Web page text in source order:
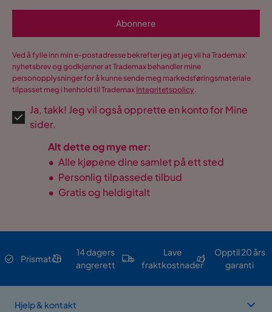
Abonnere
Ved å fylle inn min e-postadresse bekrefter jeg at jeg vil ha Trademax’
nyhetsbrev og godkjenner at Trademax behandler mine
personopplysninger for å kunne sende meg markedsføringsmateriale
tilpasset meg i henhold til Trademax Integritetspolicy.
Ja, takk! Jeg vil også opprette en konto for Mine
sider.
Alt dette og mye mer:
• Alle kjøpene dine samlet på ett sted
• Personlig tilpassede tilbud
• Gratis og heldigitalt
Prismatch
14 dagers
angrerett
Lave
fraktkostnader
Opptil 20 års
garanti
Hjelp & kontakt